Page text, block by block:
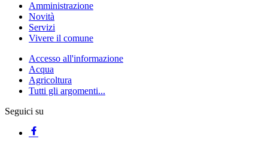
Amministrazione
Novità
Servizi
Vivere il comune
Accesso all'informazione
Acqua
Agricoltura
Tutti gli argomenti...
Seguici su